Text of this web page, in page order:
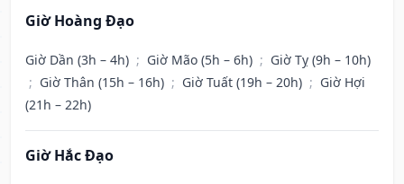
Giờ Hoàng Đạo
Giờ Dần (3h – 4h) ; Giờ Mão (5h – 6h) ; Giờ Tỵ (9h – 10h)
; Giờ Thân (15h – 16h) ; Giờ Tuất (19h – 20h) ; Giờ Hợi
(21h – 22h)
Giờ Hắc Đạo